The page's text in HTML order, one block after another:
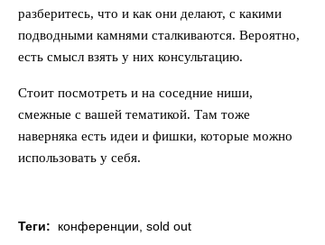
разберитесь, что и как они делают, с какими
подводными камнями сталкиваются. Вероятно,
есть смысл взять у них консультацию.
Стоит посмотреть и на соседние ниши,
смежные с вашей тематикой. Там тоже
наверняка есть идеи и фишки, которые можно
использовать у себя.
Теги: конференции sold out